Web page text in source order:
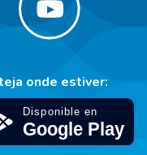
onde estiver: